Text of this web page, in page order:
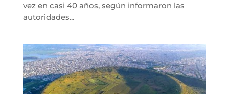
vez en casi 40 años, según informaron las
autoridades...